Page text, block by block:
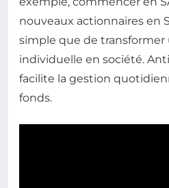
nouveaux actionnaires en
simple que de transformer
individuelle en société.
facilite la gestion
fonds.